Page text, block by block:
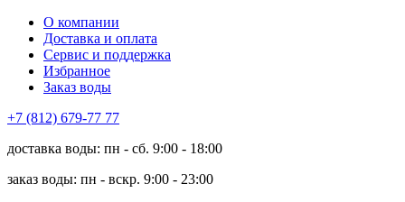
О компании
Доставка и оплата
Сервис и поддержка
Избранное
Заказ воды
+7 (812) 679-77 77
доставка воды: пн - сб. 9:00 - 18:00
заказ воды: пн - вскр. 9:00 - 23:00